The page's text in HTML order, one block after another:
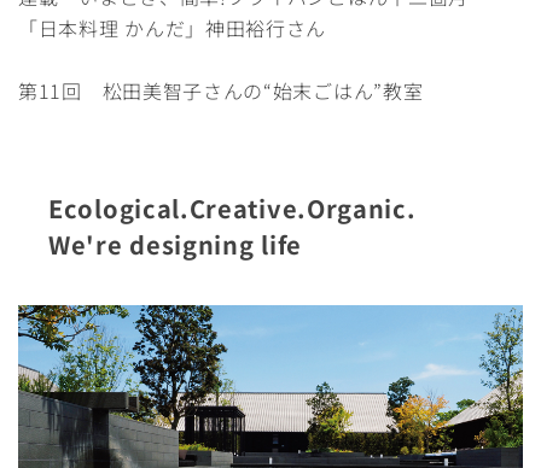
「日本料理 かんだ」神田裕行さん
第11回 松田美智子さんの“始末ごはん”教室
Ecological.Creative.Organic.
We're designing life